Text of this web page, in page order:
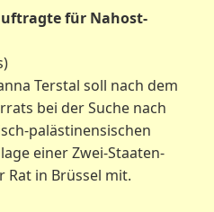
für Nahost-
Terstal soll nach dem
bei der Suche nach
palästinensischen
einer Zwei-Staaten-
Rat in Brüssel mit.